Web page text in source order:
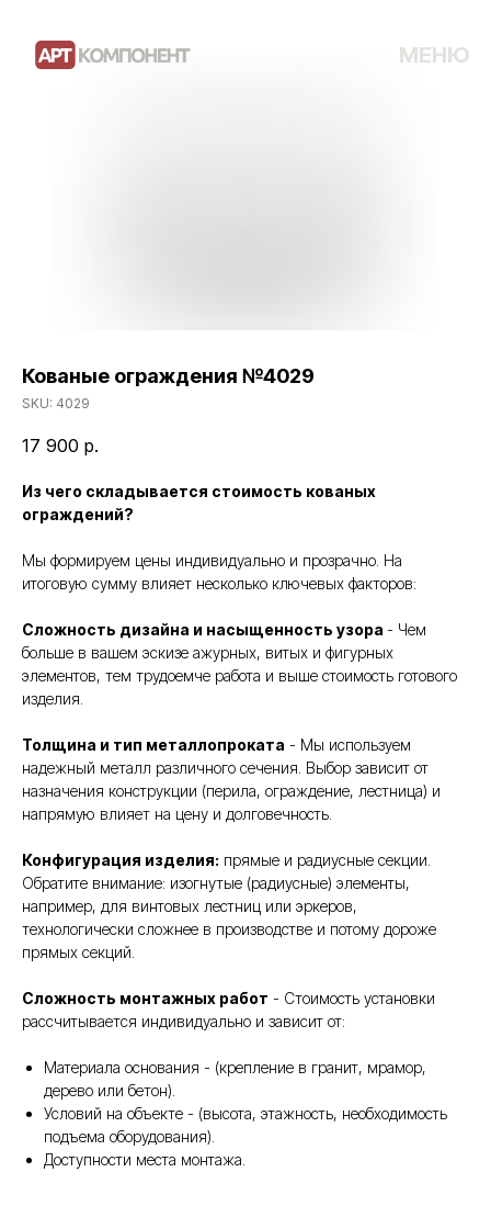
МЕНЮ
Кованые ограждения №4029
SKU: 4029
17 900 р.
Из чего складывается стоимость кованых
ограждений?
Мы формируем цены индивидуально и прозрачно. На
итоговую сумму влияет несколько ключевых факторов:
Сложность дизайна и насыщенность узора - Чем
больше в вашем эскизе ажурных, витых и фигурных
элементов, тем трудоемче работа и выше стоимость готового
изделия.
Толщина и тип металлопроката - Мы используем
надежный металл различного сечения. Выбор зависит от
назначения конструкции (перила, ограждение, лестница) и
напрямую влияет на цену и долговечность.
Конфигурация изделия: прямые и радиусные секции.
Обратите внимание: изогнутые (радиусные) элементы,
например, для винтовых лестниц или эркеров,
технологически сложнее в производстве и потому дороже
прямых секций.
Сложность монтажных работ - Стоимость установки
рассчитывается индивидуально и зависит от:
Материала основания - (крепление в гранит, мрамор,
дерево или бетон).
Условий на объекте - (высота, этажность, необходимость
подъема оборудования).
Доступности места монтажа.